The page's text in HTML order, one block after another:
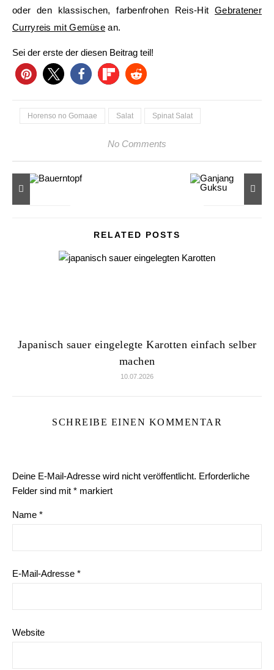
oder den klassischen, farbenfrohen Reis-Hit Gebratener
Curryreis mit Gemüse an.
Sei der erste der diesen Beitrag teil!
Horenso no Gomaae Salat Spinat Salat
No Comments
RELATED POSTS
Japanisch sauer eingelegte Karotten einfach selber
machen
10.07.2026
SCHREIBE EINEN KOMMENTAR
Deine E-Mail-Adresse wird nicht veröffentlicht. Erforderliche
Felder sind mit * markiert
Name *
E-Mail-Adresse *
Website